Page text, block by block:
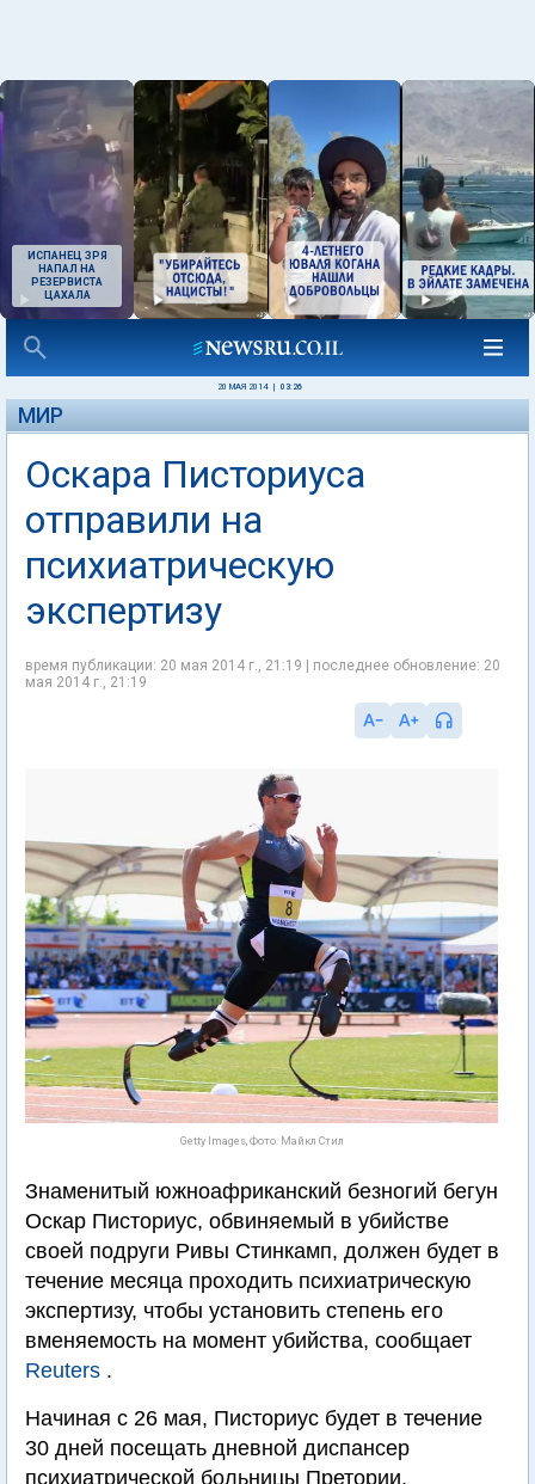
ИСПАНЕЦ ЗРЯ
НАПАЛ НА
РЕЗЕРВИСТА
ЦАХАЛА
20 МАЯ 2014 03:26
МИР
Оскара Писториуса
отправили на
психиатрическую
экспертизу
время публикации: 20 мая 2014 г., 21:19 | последнее обновление: 20
мая 2014 г., 21:19
Getty Images, Фото: Майкл Стил
Знаменитый южноафриканский безногий бегун
Оскар Писториус, обвиняемый в убийстве
своей подруги Ривы Стинкамп, должен будет в
течение месяца проходить психиатрическую
экспертизу, чтобы установить степень его
вменяемость на момент убийства, сообщает
Reuters .
Начиная с 26 мая, Писториус будет в течение
30 дней посещать дневной диспансер
психиатрической больницы Претории.